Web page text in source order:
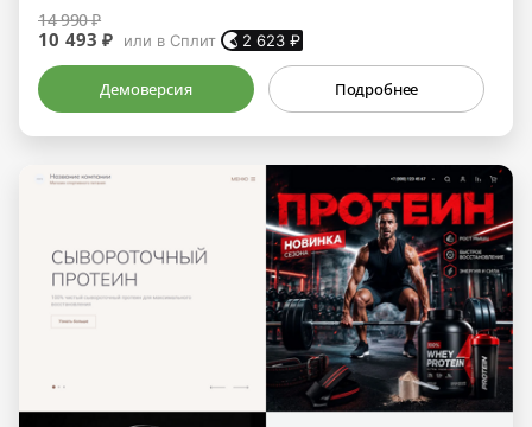
14 990 ₽
10 493 ₽ или в Сплит 2 623₽
Демоверсия Подробнее